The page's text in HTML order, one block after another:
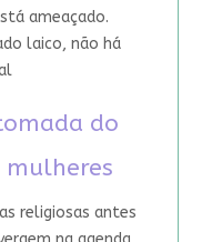
ameaçado.
laico, não há
do
mulheres
religiosas antes